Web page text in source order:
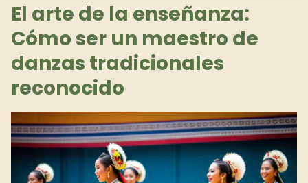
El arte de la enseñanza:
Cómo ser un maestro de
danzas tradicionales
reconocido